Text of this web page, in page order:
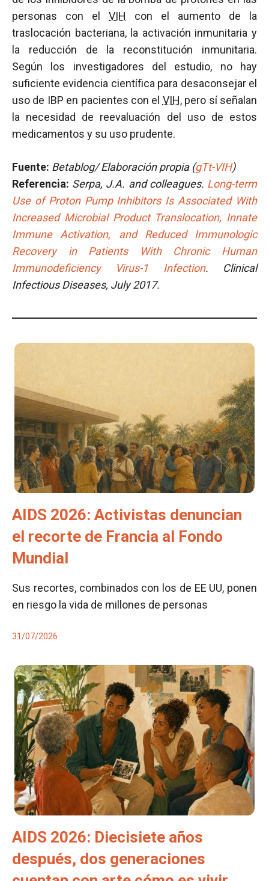
personas con el VIH con el aumento de la
traslocación bacteriana, la activación inmunitaria y
la reducción de la reconstitución inmunitaria.
Según los investigadores del estudio, no hay
suficiente evidencia científica para desaconsejar el
uso de IBP en pacientes con el VIH, pero sí señalan
la necesidad de reevaluación del uso de estos
medicamentos y su uso prudente.
Fuente: Betablog/ Elaboración propia (gTt-VIH)
Referencia: Serpa, J.A. and colleagues. Long-term
Use of Proton Pump Inhibitors Is Associated With
Increased Microbial Product Translocation, Innate
Immune Activation, and Reduced Immunologic
Recovery in Patients With Chronic Human
Immunodeficiency Virus-1 Infection. Clinical
Infectious Diseases, July 2017.
AIDS 2026: Activistas denuncian
el recorte de Francia al Fondo
Mundial
Sus recortes, combinados con los de EE UU, ponen
en riesgo la vida de millones de personas
31/07/2026
AIDS 2026: Diecisiete años
después, dos generaciones